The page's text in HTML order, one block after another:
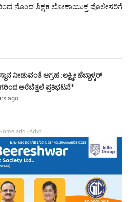
ನೊಂದ ಶಿಕ್ಷಕ ಲೋಕಾಯುಕ್ತ ಪೊಲೀಸರಿಗೆ
ನೀಡುವಂತೆ ಆಗ್ರಹ :ಲಕ್ಷ್ಮೀ ಹೆಬ್ಬಾಳ್ಕರ್
ಅರೆಬೆತ್ತಲೆ ಪ್ರತಿಭಟನೆ*
ago
Home add -Advt